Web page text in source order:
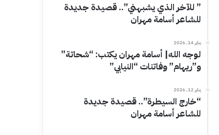
” للآخر الذي يشبهني”.. قصيدة جديدة
للشاعر أسامة مهران
يناير 14, 2026
لوجه الله| أسامة مهران يكتب: “شحاتة”
و”ريهام” وفاتنات “النيابي”
يناير 12, 2026
“خارج السيطرة”.. قصيدة جديدة
للشاعر أسامة مهران